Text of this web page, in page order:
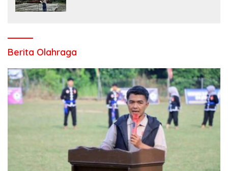
Berita Olahraga